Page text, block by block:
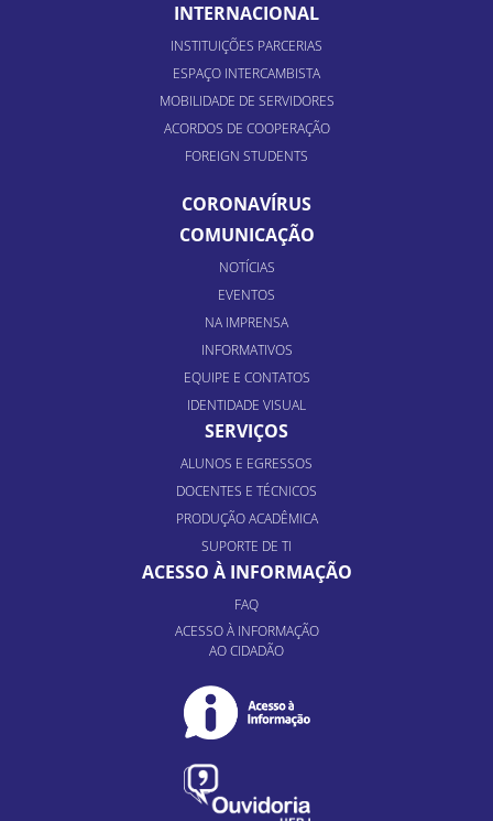
INTERNACIONAL
INSTITUIÇÕES PARCERIAS
ESPAÇO INTERCAMBISTA
MOBILIDADE DE SERVIDORES
ACORDOS DE COOPERAÇÃO
FOREIGN STUDENTS
CORONAVÍRUS
COMUNICAÇÃO
NOTÍCIAS
EVENTOS
NA IMPRENSA
INFORMATIVOS
EQUIPE E CONTATOS
IDENTIDADE VISUAL
SERVIÇOS
ALUNOS E EGRESSOS
DOCENTES E TÉCNICOS
PRODUÇÃO ACADÊMICA
SUPORTE DE TI
ACESSO À INFORMAÇÃO
FAQ
ACESSO À INFORMAÇÃO
AO CIDADÃO